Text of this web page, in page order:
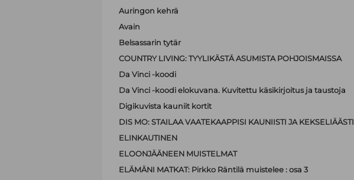
Auringon kehrä
Avain
Belsassarin tytär
COUNTRY LIVING: TYYLIKÄSTÄ ASUMISTA POHJOISMAISSA
Da Vinci -koodi
Da Vinci -koodi elokuvana. Kuvitettu käsikirjoitus ja taustoja
Digikuvista kauniit kortit
DIS MO: STAILAA VAATEKAAPPISI KAUNIISTI JA KEKSELIÄÄSTI
ELINKAUTINEN
ELOONJÄÄNEEN MUISTELMAT
ELÄMÄNI MATKAT: Pirkko Räntilä muistelee : osa 3